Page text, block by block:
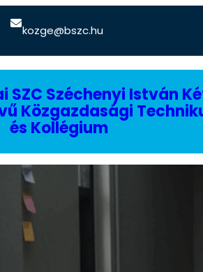
kozge@bszc.hu
SZC Széchenyi István
Közgazdasági
és Kollégium